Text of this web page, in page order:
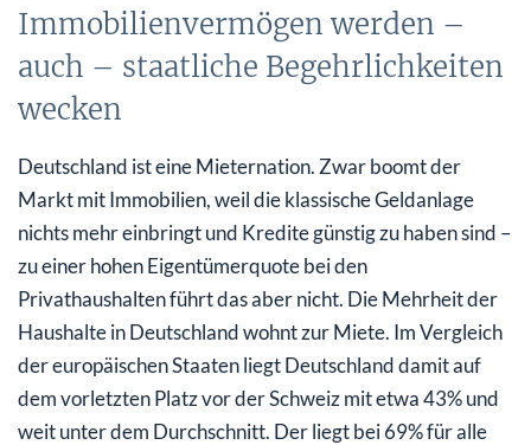
Immobilienvermögen werden –
auch – staatliche Begehrlichkeiten
wecken
Deutschland ist eine Mieternation. Zwar boomt der
Markt mit Immobilien, weil die klassische Geldanlage
nichts mehr einbringt und Kredite günstig zu haben sind –
zu einer hohen Eigentümerquote bei den
Privathaushalten führt das aber nicht. Die Mehrheit der
Haushalte in Deutschland wohnt zur Miete. Im Vergleich
der europäischen Staaten liegt Deutschland damit auf
dem vorletzten Platz vor der Schweiz mit etwa 43% und
weit unter dem Durchschnitt. Der liegt bei 69% für alle